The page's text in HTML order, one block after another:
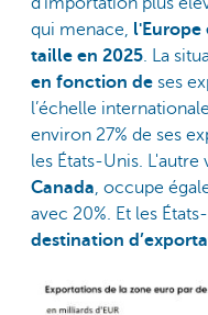
qui menace, l'Europe
taille en 2025. La
en fonction de ses
l’échelle
environ 27% de ses
les États-Unis. L'autre
Canada, occupe
avec 20%. Et les
destination